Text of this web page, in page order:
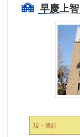
早慶上智
現・浪計